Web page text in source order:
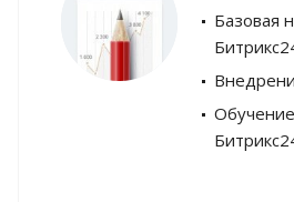
Базовая